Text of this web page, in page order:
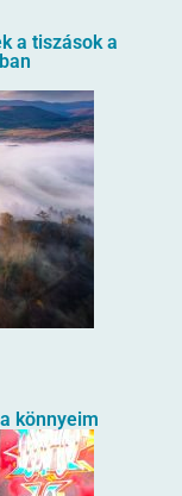
a tiszások a
könnyeim